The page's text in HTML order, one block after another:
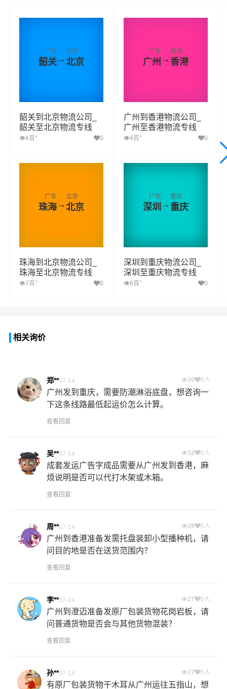
广东
韶关→
北京
北京
韶关到北京物流公司_
韶关至北京物流专线
4百 + 0
广东
广州 →
香港
香港
广州到香港物流公司_
广州至香港物流专线
4百 + 0
广东
珠海→
北京
北京
珠海到北京物流公司_
珠海至北京物流专线
7百 + 0
广东
深圳→
重庆
重庆
深圳到重庆物流公司_
深圳至重庆物流专线
8百 + 0
相关询价
郑**07-14 30 0人
广州发到重庆，需要防潮淋浴底盘，想咨询一
下这条线路最低起运价怎么计算。
查看回复
吴**07-14 32 0人
成套发运广告字成品需要从广州发到香港，麻
烦说明是否可以代打木架或木箱。
查看回复
周**07-14 28 0人
广州到香港准备发需托盘装卸小型播种机，请
问目的地是否在送货范围内？
查看回复
李**07-14 27 0人
广州到澄迈准备发原厂包装货物花岗岩板，请
问普通货物是否会与其他货物混装？
查看回复
孙**07-14 27 0人
有原厂包装货物干木耳从广州运往五指山，想